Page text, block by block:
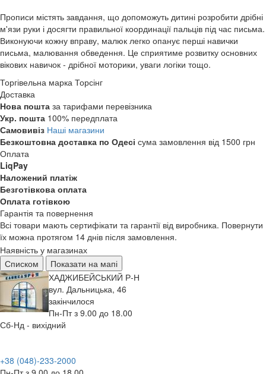
Прописи містять завдання, що допоможуть дитині розробити дрібні
м'язи руки і досягти правильної координації пальців під час письма.
Виконуючи кожну вправу, малюк легко опанує перші навички
письма, малювання обведення. Це сприятиме розвитку основних
вікових навичок - дрібної моторики, уваги логіки тощо.
Торгівельна марка Торсінг
Доставка
Нова пошта за тарифами перевізника
Укр. пошта 100% передплата
Самовивіз Наші магазини
Безкоштовна доставка по Одесі сума замовлення від 1500 грн
Оплата
LiqPay
Наложений платіж
Безготівкова оплата
Оплата готівкою
Гарантія та повернення
Всі товари мають сертифікати та гарантії від виробника. Повернути
їх можна протягом 14 днів після замовлення.
Наявність у магазинах
Списком
Показати на мапі
ХАДЖИБЕЙСЬКИЙ Р-Н
вул. Дальницька, 46
закінчилося
Пн-Пт з 9.00 до 18.00
Сб-Нд - вихідний
+38 (048)-233-2000